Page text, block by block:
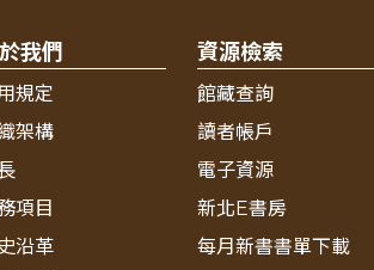
我們
規定
架構
項目
沿革
資源檢索
館藏查詢
讀者帳戶
電子資源
新北E書房
每月新書書單下載